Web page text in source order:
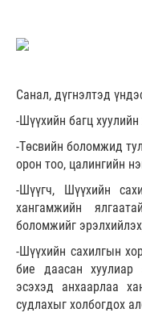
Санал, дүгнэлтэд
-Шүүхийн багц
-Төсвийн боломжид
орон тоо, цалингийн
-Шүүгч, Шүүхийн
хангамжийн
боломжийг
-Шүүхийн сахилгын
бие даасан хуулиар
эсэхэд анхаарлаа
судлахыг холбогдох